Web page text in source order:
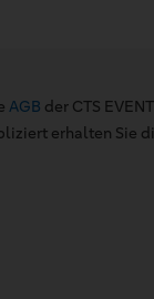
AGB der CTS
erhalten Sie